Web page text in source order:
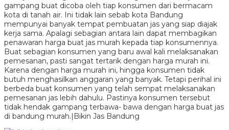
gampang buat dicoba oleh tiap konsumen dari bermacam
kota di tanah air. Ini tidak lain sebab kota Bandung
mempunyai banyak tempat pembuatan jas yang siap diajak
kerja sama. Apalagi sebagian antara lain dapat membagikan
penawaran harga buat jas murah kepada tiap konsumennya.
Buat sebagian konsumen yang baru awal kali melaksanakan
pemesanan, pasti sangat tertarik dengan harga murah ini.
Karena dengan harga murah ini, hingga konsumen tidak
butuh menghasilkan anggaran yang banyak. Tetapi perihal ini
berbeda buat konsumen yang telah sempat melaksanakan
pemesanan jas lebih dahulu. Pastinya konsumen tersebut
tidak hendak gampang terbawa- bawa dengan harga buat jas
di bandung murah.|Bikin Jas Bandung